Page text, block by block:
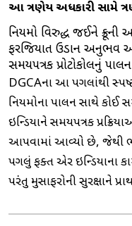
આ ત્રણેય અધિકારી સામે
નિયમો વિરુદ્ધ જઈને ક્રૂની
ફરજિયાત ઉડાન અનુભવ
સમયપત્રક પ્રોટોકોલનું
DGCAના આ પગલાંથી
નિયમોના પાલન સાથે કોઈ
ઇન્ડિયાને સમયપત્રક
આપવામાં આવ્યો છે, જેથી
પગલું ફક્ત એર ઇન્ડિયાના
પરંતુ મુસાફરોની સુરક્ષાને